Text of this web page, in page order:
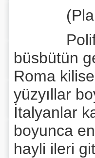
Polifonik
büsbütün
Roma
yüzyıllar
İtalyanlar
boyunca
hayli ileri